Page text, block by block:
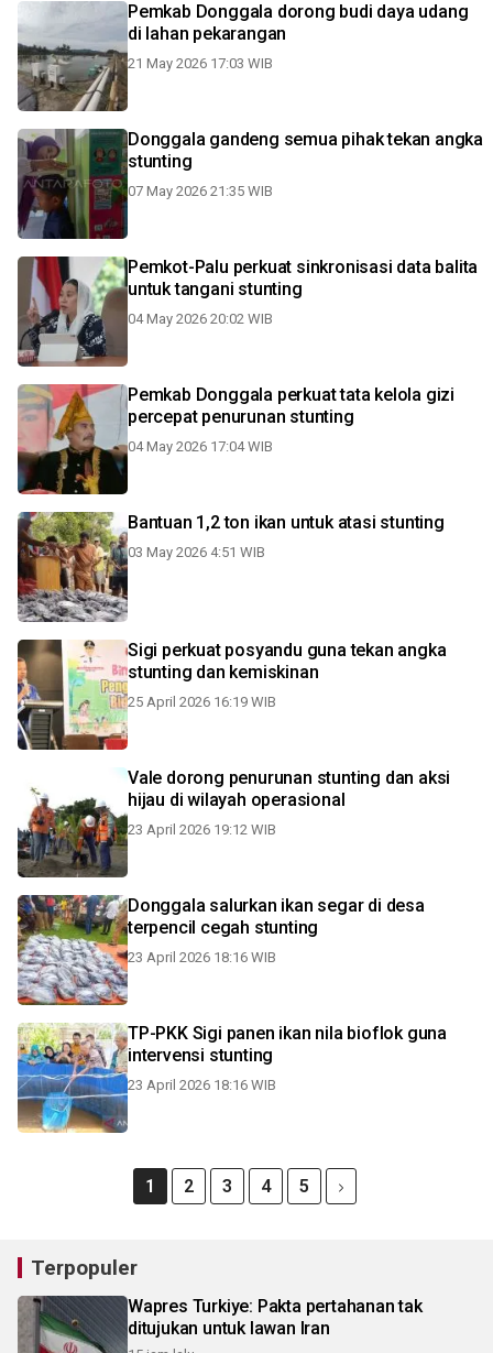
Pemkab Donggala dorong budi daya udang
di lahan pekarangan
21 May 2026 17:03 WIB
Donggala gandeng semua pihak tekan angka
stunting
07 May 2026 21:35 WIB
Pemkot-Palu perkuat sinkronisasi data balita
untuk tangani stunting
04 May 2026 20:02 WIB
Pemkab Donggala perkuat tata kelola gizi
percepat penurunan stunting
04 May 2026 17:04 WIB
Bantuan 1,2 ton ikan untuk atasi stunting
03 May 2026 4:51 WIB
Sigi perkuat posyandu guna tekan angka
stunting dan kemiskinan
25 April 2026 16:19 WIB
Vale dorong penurunan stunting dan aksi
hijau di wilayah operasional
23 April 2026 19:12 WIB
Donggala salurkan ikan segar di desa
terpencil cegah stunting
23 April 2026 18:16 WIB
TP-PKK Sigi panen ikan nila bioflok guna
intervensi stunting
23 April 2026 18:16 WIB
1 2 3 4 5
Terpopuler
Wapres Turkiye: Pakta pertahanan tak
ditujukan untuk lawan Iran